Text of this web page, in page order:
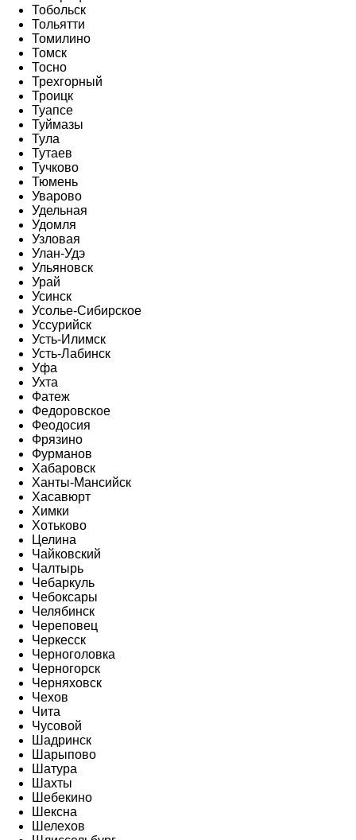
Тобольск
Тольятти
Томилино
Томск
Тосно
Трехгорный
Троицк
Туапсе
Туймазы
Тула
Тутаев
Тучково
Тюмень
Уварово
Удельная
Удомля
Узловая
Улан-Удэ
Ульяновск
Урай
Усинск
Усолье-Сибирское
Уссурийск
Усть-Илимск
Усть-Лабинск
Уфа
Ухта
Фатеж
Федоровское
Феодосия
Фрязино
Фурманов
Хабаровск
Ханты-Мансийск
Хасавюрт
Химки
Хотьково
Целина
Чайковский
Чалтырь
Чебаркуль
Чебоксары
Челябинск
Череповец
Черкесск
Черноголовка
Черногорск
Черняховск
Чехов
Чита
Чусовой
Шадринск
Шарыпово
Шатура
Шахты
Шебекино
Шексна
Шелехов